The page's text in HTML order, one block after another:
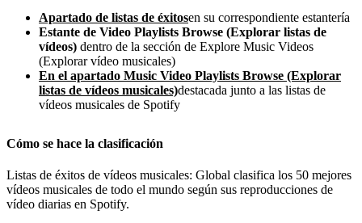
Apartado de listas de éxitosen su correspondiente estantería
Estante de Video Playlists Browse (Explorar listas de
vídeos) dentro de la sección de Explore Music Videos
(Explorar vídeo musicales)
En el apartado Music Video Playlists Browse (Explorar
listas de vídeos musicales)destacada junto a las listas de
vídeos musicales de Spotify
Cómo se hace la clasificación
Listas de éxitos de vídeos musicales: Global clasifica los 50 mejores
vídeos musicales de todo el mundo según sus reproducciones de
vídeo diarias en Spotify.